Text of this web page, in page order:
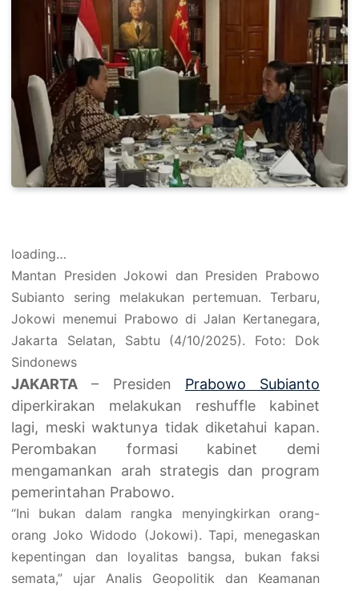
loading…
Mantan Presiden Jokowi dan Presiden Prabowo
Subianto sering melakukan pertemuan. Terbaru,
Jokowi menemui Prabowo di Jalan Kertanegara,
Jakarta Selatan, Sabtu (4/10/2025). Foto: Dok
Sindonews
JAKARTA – Presiden Prabowo Subianto
diperkirakan melakukan reshuffle kabinet
lagi, meski waktunya tidak diketahui kapan.
Perombakan formasi kabinet demi
mengamankan arah strategis dan program
pemerintahan Prabowo.
“Ini bukan dalam rangka menyingkirkan orang-
orang Joko Widodo (Jokowi). Tapi, menegaskan
kepentingan dan loyalitas bangsa, bukan faksi
semata,” ujar Analis Geopolitik dan Keamanan